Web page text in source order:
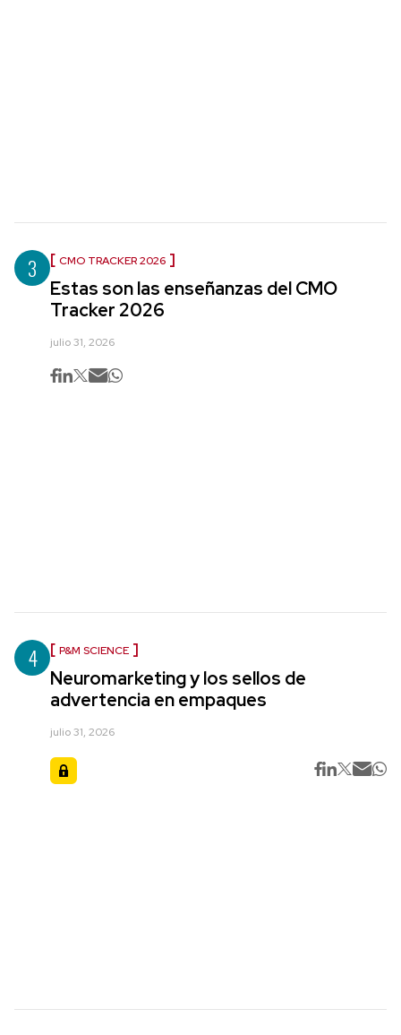
3 CMO TRACKER 2026
Estas son las enseñanzas del CMO
Tracker 2026
julio 31, 2026
4 P&M SCIENCE
Neuromarketing y los sellos de
advertencia en empaques
julio 31, 2026